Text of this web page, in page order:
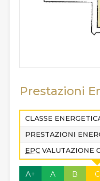
Prestazioni
CLASSE
PRESTAZIONI
EPC VALUTAZIONE
A+ A B C